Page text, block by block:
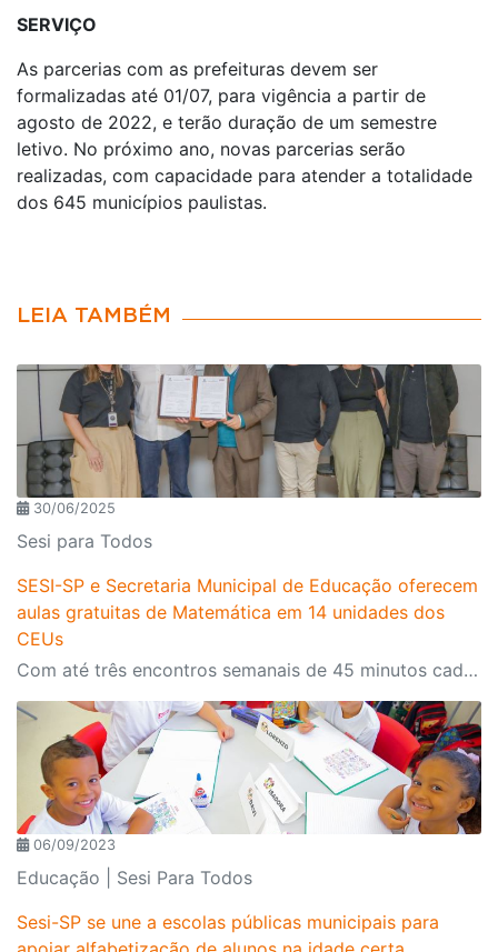
SERVIÇO
As parcerias com as prefeituras devem ser
formalizadas até 01/07, para vigência a partir de
agosto de 2022, e terão duração de um semestre
letivo. No próximo ano, novas parcerias serão
realizadas, com capacidade para atender a totalidade
dos 645 municípios paulistas.
LEIA TAMBÉM
30/06/2025
Sesi para Todos
SESI-SP e Secretaria Municipal de Educação oferecem
aulas gratuitas de Matemática em 14 unidades dos
CEUs
Com até três encontros semanais de 45 minutos cada, o programa pretende impactar cerca de 5 mil estudantes do 6º ao 9º ano do Ensino Fundamental
06/09/2023
Educação | Sesi Para Todos
Sesi-SP se une a escolas públicas municipais para